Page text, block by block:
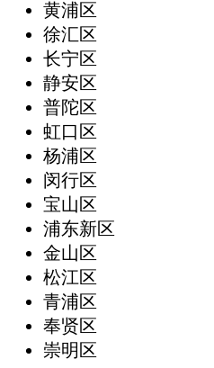
黄浦区
徐汇区
长宁区
静安区
普陀区
虹口区
杨浦区
闵行区
宝山区
浦东新区
金山区
松江区
青浦区
奉贤区
崇明区